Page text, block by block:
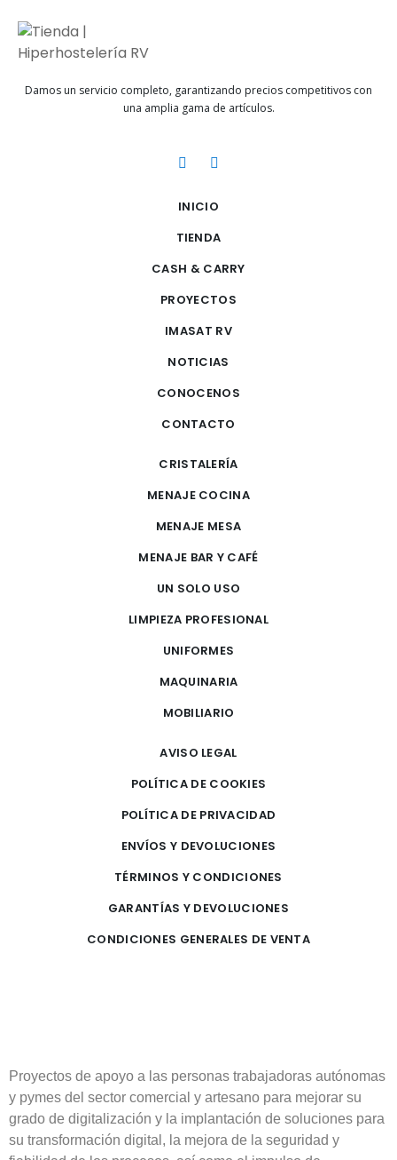
Damos un servicio completo, garantizando precios competitivos con
una amplia gama de artículos.
INICIO
TIENDA
CASH & CARRY
PROYECTOS
IMASAT RV
NOTICIAS
CONOCENOS
CONTACTO
CRISTALERÍA
MENAJE COCINA
MENAJE MESA
MENAJE BAR Y CAFÉ
UN SOLO USO
LIMPIEZA PROFESIONAL
UNIFORMES
MAQUINARIA
MOBILIARIO
AVISO LEGAL
POLÍTICA DE COOKIES
POLÍTICA DE PRIVACIDAD
ENVÍOS Y DEVOLUCIONES
TÉRMINOS Y CONDICIONES
GARANTÍAS Y DEVOLUCIONES
CONDICIONES GENERALES DE VENTA
Proyectos de apoyo a las personas trabajadoras autónomas
y pymes del sector comercial y artesano para mejorar su
grado de digitalización y la implantación de soluciones para
su transformación digital, la mejora de la seguridad y